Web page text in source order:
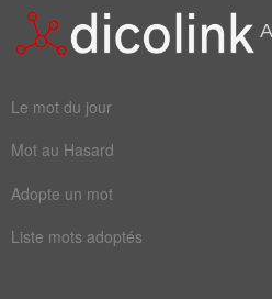
Le mot du jour
Mot au Hasard
Adopte un mot
Liste mots adoptés